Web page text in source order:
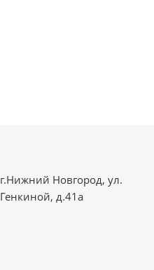
г.Нижний Новгород, ул.
Генкиной, д.41а